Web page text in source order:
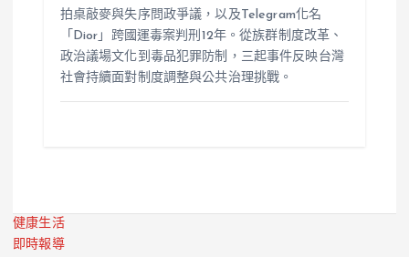
拍桌敲麥與失序問政爭議，以及Telegram化名
「Dior」跨國運毒案判刑12年。從族群制度改革、
政治議場文化到毒品犯罪防制，三起事件反映台灣
社會持續面對制度調整與公共治理挑戰。
健康生活
即時報導